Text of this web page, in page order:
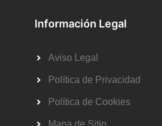
Información Legal
Aviso Legal
Política de Privacidad
Política de Cookies